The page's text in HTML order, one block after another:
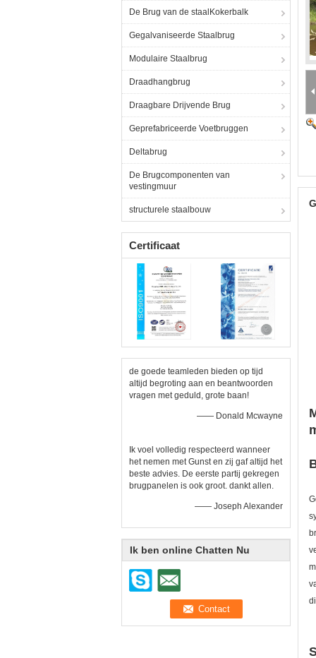
De Brug van de staalKokerbalk
Gegalvaniseerde Staalbrug
Modulaire Staalbrug
Draadhangbrug
Draagbare Drijvende Brug
Geprefabriceerde Voetbruggen
Deltabrug
De Brugcomponenten van
vestingmuur
structurele staalbouw
Certificaat
de goede teamleden bieden op tijd
altijd begroting aan en beantwoorden
vragen met geduld, grote baan!
—— Donald Mcwayne
Ik voel volledig respecteerd wanneer
het nemen met Gunst en zij gaf altijd het
beste advies. De eerste partij gekregen
brugpanelen is ook groot. dankt allen.
—— Joseph Alexander
Ik ben online Chatten Nu